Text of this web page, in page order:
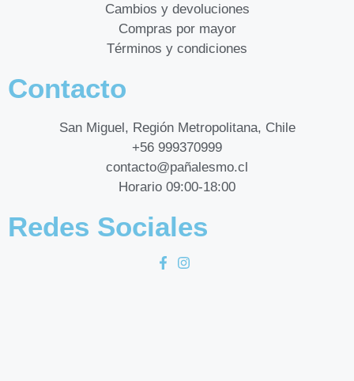
Cambios y devoluciones
Compras por mayor
Términos y condiciones
Contacto
San Miguel, Región Metropolitana, Chile
+56 999370999
contacto@pañalesmo.cl
Horario 09:00-18:00
Redes Sociales